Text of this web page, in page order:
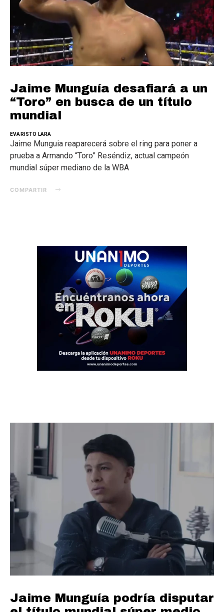
Jaime Munguía desafiará a un
“Toro” en busca de un título
mundial
EVARISTO LARA
Jaime Munguia reaparecerá sobre el ring para poner a
prueba a Armando “Toro” Reséndiz, actual campeón
mundial súper mediano de la WBA
COMPARTIR
Jaime Munguía podría disputar